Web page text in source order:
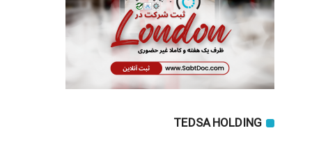
TEDSA HOLDING